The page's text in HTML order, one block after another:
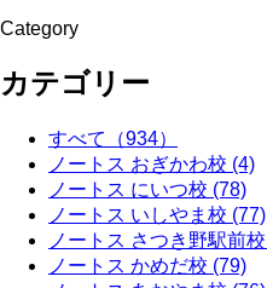
Category
カテゴリー
すべて
（934）
ノートス おぎかわ校 (4)
ノートス にいつ校 (78)
ノートス いしやま校 (77)
ノートス さつき野駅前校
ノートス かめだ校 (79)